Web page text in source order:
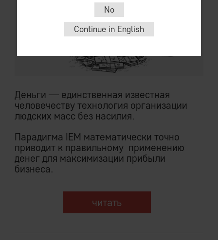
Деньги — единственная известная
человечеству технология организации
людских масс без насилия.
Парадигма IEM математически точно
приводит к правильному применению
денег для максимизации прибыли
бизнеса.
читать
No
Continue in English